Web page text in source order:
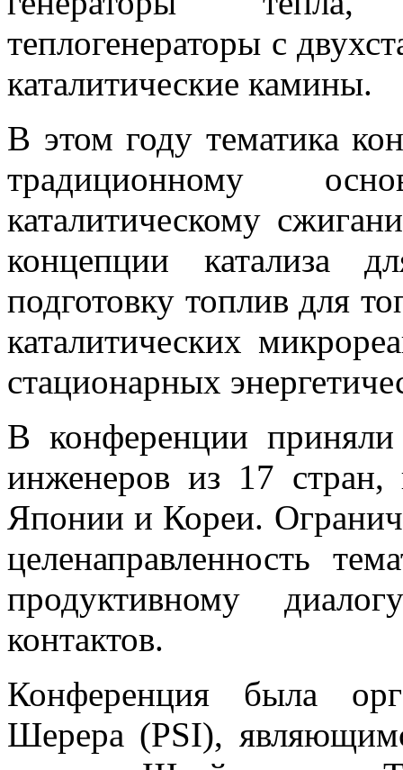
теплогенераторы с
каталитические камины.
В этом году тематика
традиционному
каталитическому
концепции катализа
подготовку топлив для
каталитических
стационарных
В конференции
инженеров из 17
Японии и Кореи.
целенаправленность
продуктивному
контактов.
Конференция была
Шерера (PSI),